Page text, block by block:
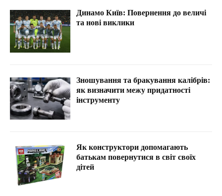
Динамо Київ: Повернення до величі
та нові виклики
Зношування та бракування калібрів:
як визначити межу придатності
інструменту
Як конструктори допомагають
батькам повернутися в світ своїх
дітей